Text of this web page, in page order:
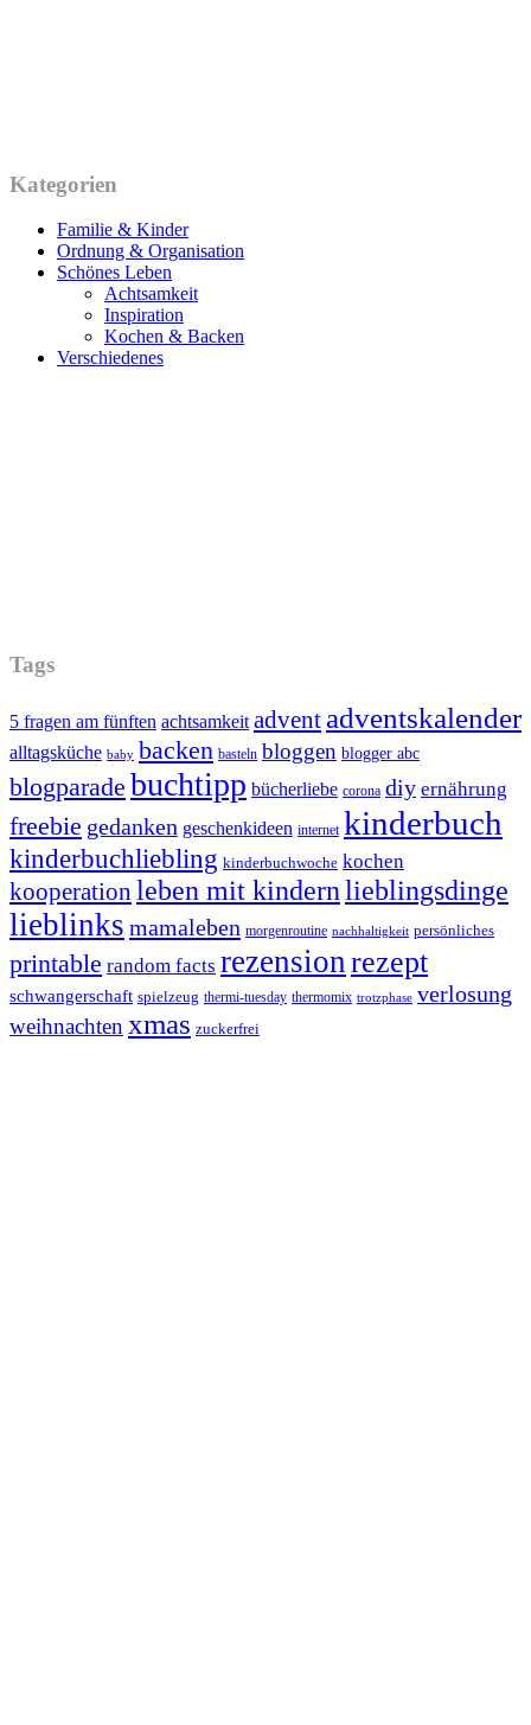
Kategorien
Familie & Kinder
Ordnung & Organisation
Schönes Leben
Achtsamkeit
Inspiration
Kochen & Backen
Verschiedenes
Tags
5 fragen am fünften achtsamkeit advent adventskalender
alltagsküche baby backen basteln bloggen blogger abc
blogparade buchtipp bücherliebe corona diy ernährung
freebie gedanken geschenkideen internet kinderbuch
kinderbuchliebling kinderbuchwoche kochen
kooperation leben mit kindernlieblingsdinge
lieblinks mamaleben morgenroutine nachhaltigkeit persönliches
printable random facts rezension rezept
schwangerschaft spielzeug thermi-tuesday thermomix trotzphase verlosung
weihnachten xmas zuckerfrei